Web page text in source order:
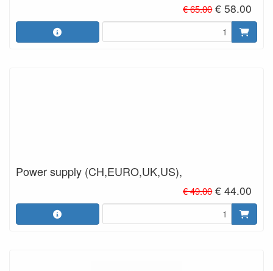
€ 65.00 € 58.00
Power supply (CH,EURO,UK,US),
€ 49.00 € 44.00